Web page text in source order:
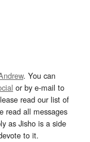
. You can
or by e-mail to
read our list of
read all messages
as Jisho is a side
to it.